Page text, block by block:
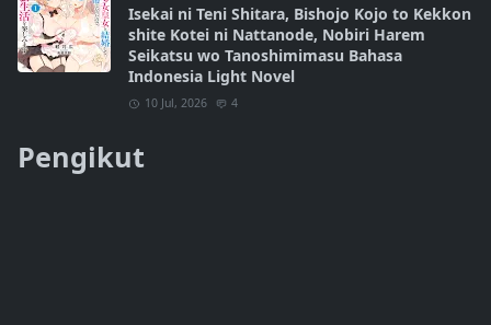
Isekai ni Teni Shitara, Bishojo Kojo to Kekkon
shite Kotei ni Nattanode, Nobiri Harem
Seikatsu wo Tanoshimimasu Bahasa
Indonesia Light Novel
10 Jul, 2026 4
Pengikut